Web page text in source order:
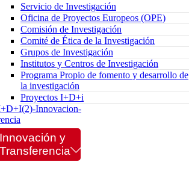
Servicio de Investigación
Oficina de Proyectos Europeos (OPE)
Comisión de Investigación
Comité de Ética de la Investigación
Grupos de Investigación
Institutos y Centros de Investigación
Programa Propio de fomento y desarrollo de
la investigación
Proyectos I+D+i
Innovacion-
Innovación y
Transferencia